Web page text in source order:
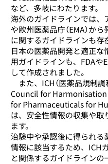
など、多岐にわたります。
海外のガイドラインでは、
や欧州医薬品庁（EMA）か
に関するガイドラインも存
日本の医薬品開発と適正
用ガイドラインも、FDAや
して作成されました。
また、ICH（医薬品規制
Council for
for Pharmaceuticals for
は、安全性情報の収集や
ます。
治験中や承認後に得られ
情報に該当するため、ICH
と関係するガイドラインの